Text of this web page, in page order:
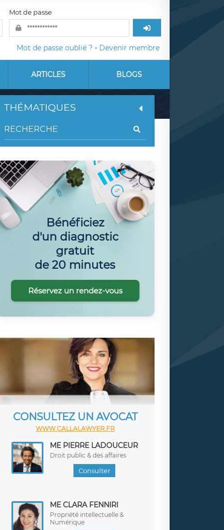
Mot de passe
Mot de passe oublié ? - Devenir membre
ARTICLES BLOGS
THÉMATIQUES
Bénéficiez
d'un diagnostic
gratuit
de 20 minutes
Réservez un rendez-vous
CONSULTEZ UN AVOCAT
WWW.CALLALAWYER.FR
ME PIERRE LADOUCEUR
Droit public & des affaires
Consulter
ME CLARA FENNIRI
Propriété intellectuelle &
Numérique